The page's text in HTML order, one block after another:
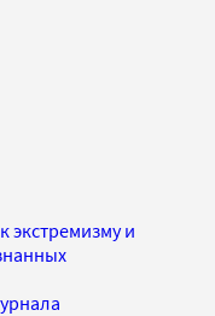
экстремизму и